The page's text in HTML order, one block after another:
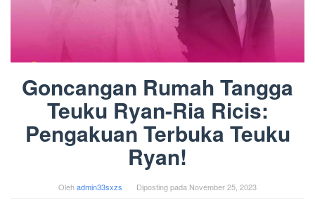
Goncangan Rumah Tangga
Teuku Ryan-Ria Ricis:
Pengakuan Terbuka Teuku
Ryan!
Olehadmin33sxzs Diposting pada November 25, 2023